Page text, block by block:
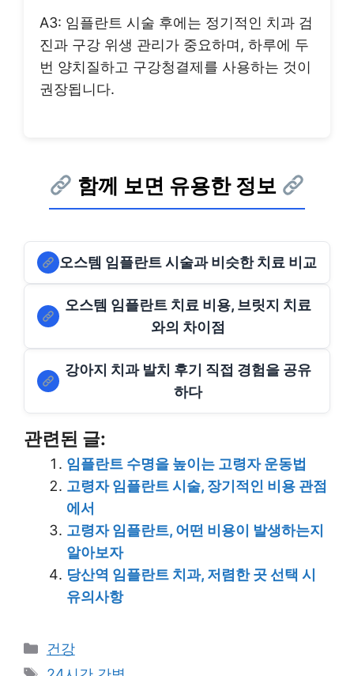
A3: 임플란트 시술 후에는 정기적인 치과 검
진과 구강 위생 관리가 중요하며, 하루에 두
번 양치질하고 구강청결제를 사용하는 것이
권장됩니다.
함께 보면 유용한 정보
오스템 임플란트 시술과 비슷한 치료 비교
오스템 임플란트 치료 비용, 브릿지 치료
와의 차이점
강아지 치과 발치 후기 직접 경험을 공유
하다
관련된 글:
임플란트 수명을 높이는 고령자 운동법
고령자 임플란트 시술, 장기적인 비용 관점
에서
고령자 임플란트, 어떤 비용이 발생하는지
알아보자
당산역 임플란트 치과, 저렴한 곳 선택 시
유의사항
Categories
건강
Tags